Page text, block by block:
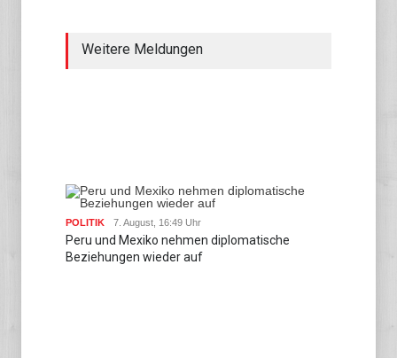
Weitere Meldungen
POLITIK 7. August, 16:49 Uhr
Peru und Mexiko nehmen diplomatische
Beziehungen wieder auf